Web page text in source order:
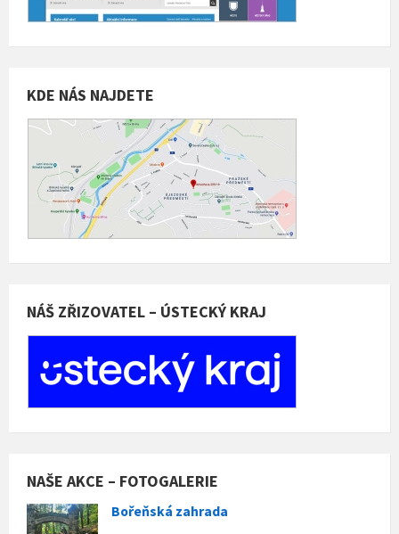
KDE NÁS NAJDETE
NÁŠ ZŘIZOVATEL – ÚSTECKÝ KRAJ
NAŠE AKCE – FOTOGALERIE
Bořeňská zahrada